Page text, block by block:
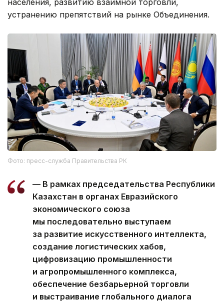
населения, развитию взаимной торговли,
устранению препятствий на рынке Объединения.
Фото: пресс-служба Правительства РК
— В рамках председательства Республики
Казахстан в органах Евразийского
экономического союза
мы последовательно выступаем
за развитие искусственного интеллекта,
создание логистических хабов,
цифровизацию промышленности
и агропромышленного комплекса,
обеспечение безбарьерной торговли
и выстраивание глобального диалога